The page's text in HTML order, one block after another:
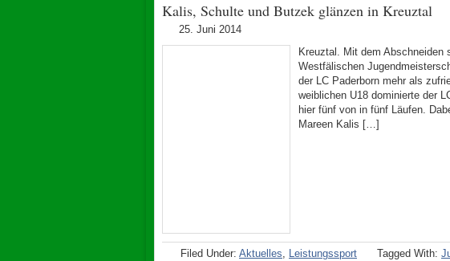
Kalis, Schulte und Butzek glänzen in Kreuztal
25. Juni 2014
Kreuztal. Mit dem Abschneiden
Westfälischen
der LC Paderborn mehr als
weiblichen U18 dominierte der
hier fünf von in fünf Läufen.
Mareen Kalis […]
Filed Under: Aktuelles, Leistungssport Tagged With: